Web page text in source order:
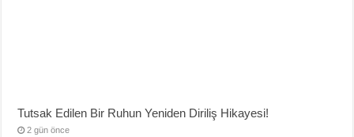
Tutsak Edilen Bir Ruhun Yeniden Diriliş Hikayesi!
2 gün önce